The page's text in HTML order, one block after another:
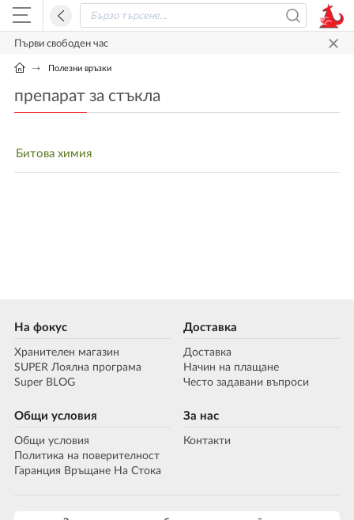
Първи свободен час
Полезни връзки
препарат за стъкла
Битова химия
На фокус
Хранителен магазин
SUPER Лоялна програма
Super BLOG
Доставка
Доставка
Начин на плащане
Често задавани въпроси
Общи условия
Общи условия
Политика на поверителност
Гаранция Връщане На Стока
За нас
Контакти